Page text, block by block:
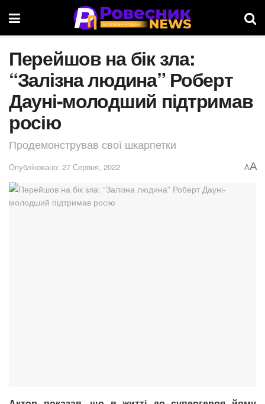
Перейшов на бік зла:
“Залізна людина” Роберт
Дауні-молодший підтримав
росію
Продемонстрував свої шкарпетки
Опубліковано: 27 Серпня, 2022 AA